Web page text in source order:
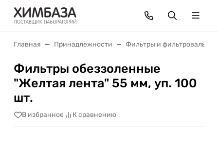
Главная Принадлежности Фильтры и
Фильтры обеззоленные
"Желтая лента" 55 мм, уп. 100
шт.
В избранное К сравнению